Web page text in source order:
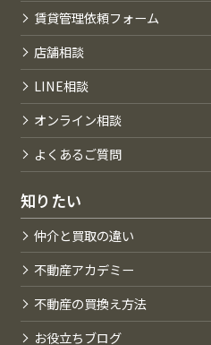
賃貸管理依頼フォーム
店舗相談
LINE相談
オンライン相談
よくあるご質問
知りたい
仲介と買取の違い
不動産アカデミー
不動産の買換え方法
お役立ちブログ